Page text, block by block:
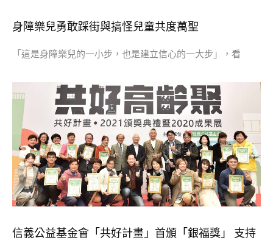
身障樂兒勇敢踩街與搞怪兒童共度萬聖
「這是身障樂兒的一小步，也是建立信心的一大步」，看
信義公益基金會「共好計畫」首頒「銀福獎」 支持